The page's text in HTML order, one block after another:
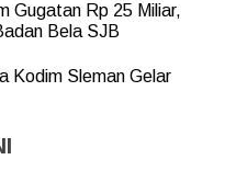
Gugatan Rp 25 Miliar,
Bela SJB
Kodim Sleman Gelar